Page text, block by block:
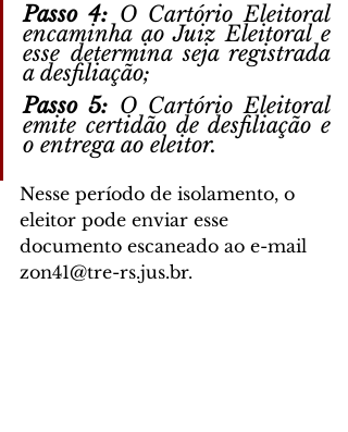
Passo 4: O Cartório Eleitoral
encaminha ao Juiz Eleitoral e
esse determina seja registrada
a desfiliação;
Passo 5: O Cartório Eleitoral
emite certidão de desfiliação e
o entrega ao eleitor.
Nesse período de isolamento, o
eleitor pode enviar esse
documento escaneado ao e-mail
zon41@tre-rs.jus.br.